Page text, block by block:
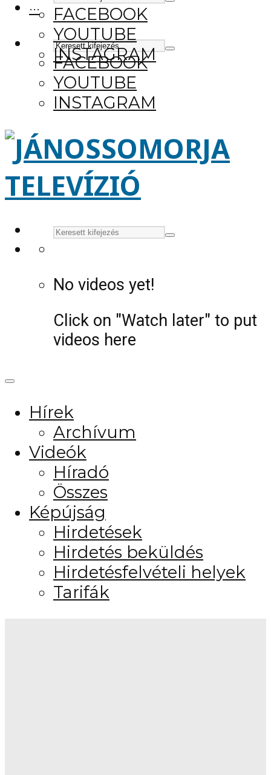
FACEBOOK
YOUTUBE
INSTAGRAM
···
FACEBOOK
YOUTUBE
INSTAGRAM
No videos yet!
Click on "Watch later" to put
videos here
Hírek
Archívum
Videók
Híradó
Összes
Képújság
Hirdetések
Hirdetés beküldés
Hirdetésfelvételi helyek
Tarifák